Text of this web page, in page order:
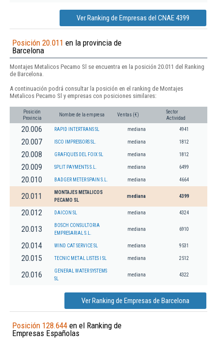
Ver Ranking de Empresas del CNAE 4399
Posición 20.011 en la provincia de
Barcelona
Montajes Metalicos Pecamo Sl se encuentra en la posición 20.011 del Ranking
de Barcelona.
A continuación podrá consultar la posición en el ranking de Montajes
Metalicos Pecamo Sl y empresas con posiciones similares:
Posición
Provincia
Nombre de la empresa Ventas (€)
Sector
Actividad
20.006 RAPID INTERTRANS SL mediana 4941
20.007 ISCO IMPRESSORS SL. mediana 1812
20.008 GRAFIQUES DEL FOIX SL mediana 1812
20.009 SPLIT PAYMENTS S.L. mediana 6499
20.010 BADGER METER SPAIN S.L. mediana 4664
20.011
MONTAJES METALICOS
PECAMO SL
mediana 4399
20.012 DAICON SL mediana 4324
20.013
BOSCH CONSULTORIA
EMPRESARIAL S.L.
mediana 6910
20.014 WIND CAT SERVICE SL mediana 9531
20.015 TECNIC METAL LISTES I SL mediana 2512
20.016
GENERAL WATER SYSTEMS
SL
mediana 4322
Ver Ranking de Empresas de Barcelona
Posición 128.644 en el Ranking de
Empresas Españolas